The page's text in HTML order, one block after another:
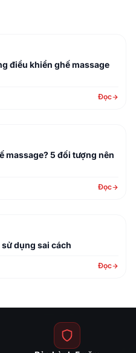
điều khiển ghế massage
Đọc
massage? 5 đối tượng nên
Đọc
dụng sai cách
Đọc